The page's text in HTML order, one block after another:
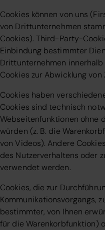
Cookies können von uns
von Drittunternehmen
Cookies). Third-Party-
Einbindung bestimmter
Drittunternehmen innerhalb
Cookies zur Abwicklung
Cookies haben
Cookies sind technisch
Webseitenfunktionen ohne
würden (z. B. die
von Videos). Andere
des Nutzerverhaltens oder
verwendet werden.
Cookies, die zur
Kommunikationsvorgangs,
bestimmter, von Ihnen
für die Warenkorbfunktion)